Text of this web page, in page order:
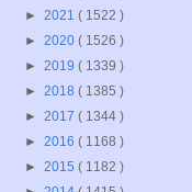
► 2021 ( 1522 )
► 2020 ( 1526 )
► 2019 ( 1339 )
► 2018 ( 1385 )
► 2017 ( 1344 )
► 2016 ( 1168 )
► 2015 ( 1182 )